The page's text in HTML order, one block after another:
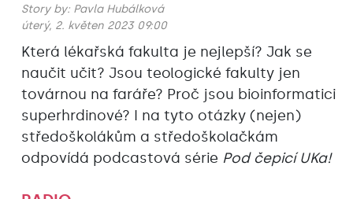
Story by: Pavla Hubálková
úterý, 2. květen 2023 09:00
Která lékařská fakulta je nejlepší? Jak se
naučit učit? Jsou teologické fakulty jen
továrnou na faráře? Proč jsou bioinformatici
superhrdinové? I na tyto otázky (nejen)
středoškolákům a středoškolačkám
odpovídá podcastová série Pod čepicí UKa!